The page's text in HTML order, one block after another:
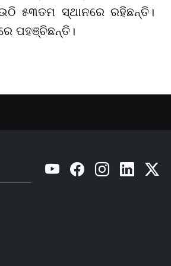
୫୩ତମ ସ୍ଥାନରେ ରହିଛନ୍ତି।
ପହଞ୍ଚିଛନ୍ତି।
YouTube Facebook Instagram